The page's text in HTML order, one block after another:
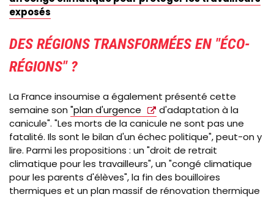
exposés
DES RÉGIONS TRANSFORMÉES EN "ÉCO-
RÉGIONS" ?
La France insoumise a également présenté cette
semaine son "plan d'urgence
d'adaptation à la
canicule". "Les morts de la canicule ne sont pas une
fatalité. Ils sont le bilan d'un échec politique", peut-on y
lire. Parmi les propositions : un "droit de retrait
climatique pour les travailleurs", un "congé climatique
pour les parents d'élèves", la fin des bouilloires
thermiques et un plan massif de rénovation thermique